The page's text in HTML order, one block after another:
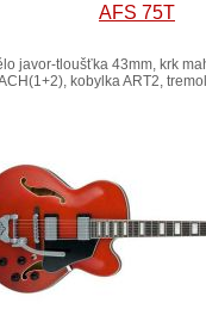
AFS 75T
javor-tloušťka 43mm, krk
kobylka ART2,